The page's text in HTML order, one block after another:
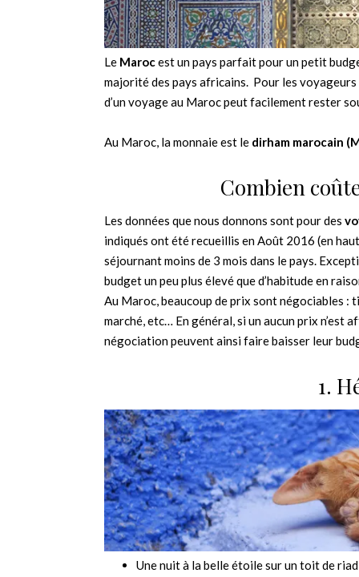
Le Marocest un pays parfait pour un petit
majorité des pays africains. Pour les
d’un voyage au Maroc peut facilement rester
Au Maroc, la monnaie est le dirham marocain
Combien
Les données que nous donnons sont pour des
indiqués ont été recueillis en Août 2016 (en
séjournant moins de 3 mois dans le pays.
budget un peu plus élevé que d’habitude en
Au Maroc, beaucoup de prix sont négociables :
marché, etc… En général, si un aucun prix n’est
négociation peuvent ainsi faire baisser leur
1.
Une nuit à la belle étoile sur un toit de